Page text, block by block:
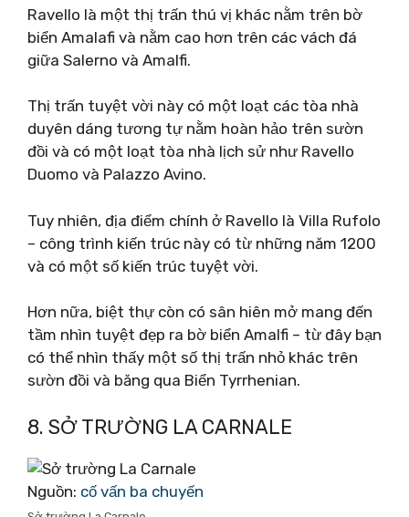
Ravello là một thị trấn thú vị khác nằm trên bờ
biển Amalafi và nằm cao hơn trên các vách đá
giữa Salerno và Amalfi.
Thị trấn tuyệt vời này có một loạt các tòa nhà
duyên dáng tương tự nằm hoàn hảo trên sườn
đồi và có một loạt tòa nhà lịch sử như Ravello
Duomo và Palazzo Avino.
Tuy nhiên, địa điểm chính ở Ravello là Villa Rufolo
– công trình kiến ​​trúc này có từ những năm 1200
và có một số kiến ​​trúc tuyệt vời.
Hơn nữa, biệt thự còn có sân hiên mở mang đến
tầm nhìn tuyệt đẹp ra bờ biển Amalfi – từ đây bạn
có thể nhìn thấy một số thị trấn nhỏ khác trên
sườn đồi và băng qua Biển Tyrrhenian.
8. SỞ TRƯỜNG LA CARNALE
Nguồn: cố vấn ba chuyến